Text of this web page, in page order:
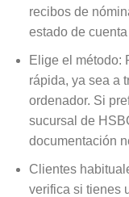
recibos de
estado de
Elige el método:
rápida, ya sea a
ordenador. Si
sucursal de
documentación
Clientes
verifica si tienes